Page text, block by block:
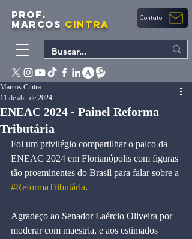
PROF.
MARCOS CINTRA Contato
ENEAC 2024 - Painel Reforma
Tributária
Marcos Cintra
11 de abr. de 2024
Foi um privilégio compartilhar o palco da
ENEAC 2024 em Florianópolis com figuras
tão proeminentes do Brasil para falar sobre a
#ReformaTributária.
Agradeço ao Senador Laércio Oliveira por
moderar com maestria, e aos estimados